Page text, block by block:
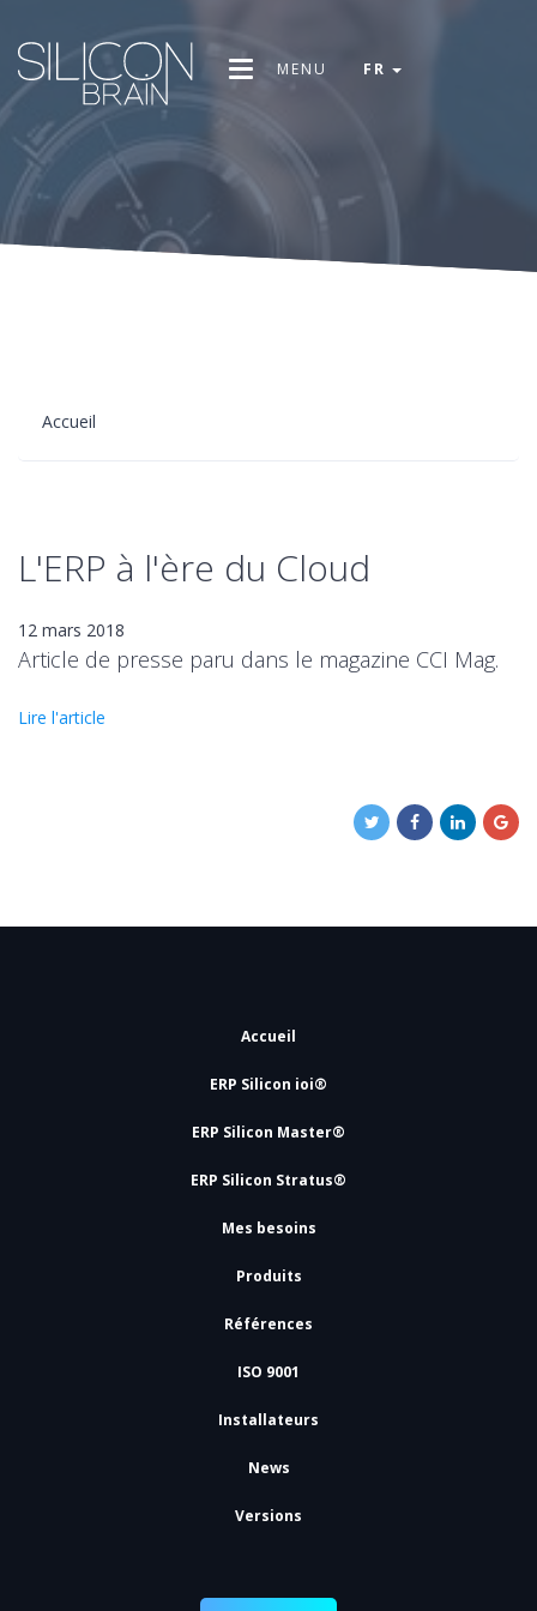
MENU FR
Accueil
L'ERP à l'ère du Cloud
12 mars 2018
Article de presse paru dans le magazine CCI Mag.
Lire l'article
Accueil
ERP Silicon ioi®
ERP Silicon Master®
ERP Silicon Stratus®
Mes besoins
Produits
Références
ISO 9001
Installateurs
News
Versions